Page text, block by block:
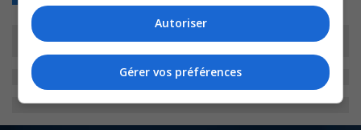
Autoriser
Gérer vos préférences